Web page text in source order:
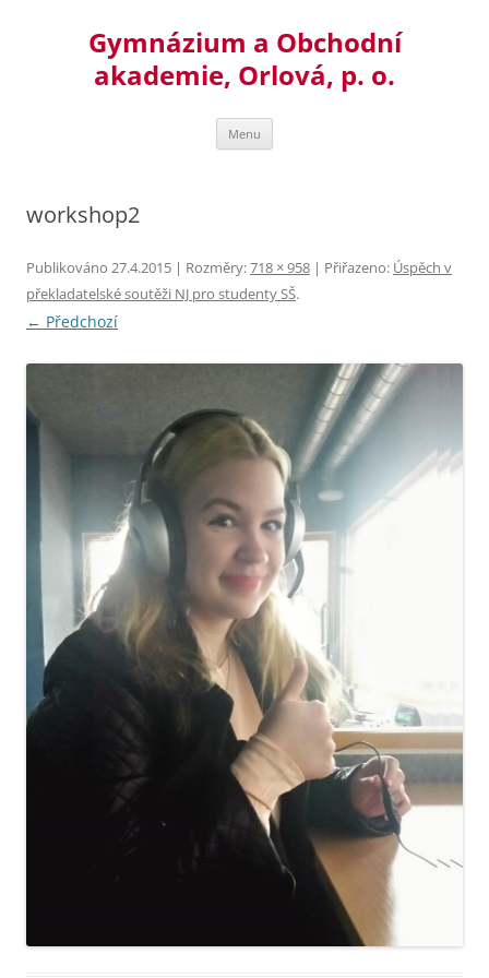
Gymnázium a Obchodní
akademie, Orlová, p. o.
Menu
workshop2
Publikováno 27.4.2015 | Rozměry:718 × 958 | Přiřazeno: Úspěch v
překladatelské soutěži NJ pro studenty SŠ.
← Předchozí